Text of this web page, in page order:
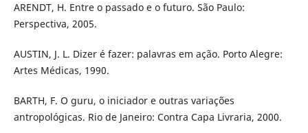
ARENDT, H. Entre o passado e o futuro. São Paulo:
Perspectiva, 2005.
AUSTIN, J. L. Dizer é fazer: palavras em ação. Porto Alegre:
Artes Médicas, 1990.
BARTH, F. O guru, o iniciador e outras variações
antropológicas. Rio de Janeiro: Contra Capa Livraria, 2000.